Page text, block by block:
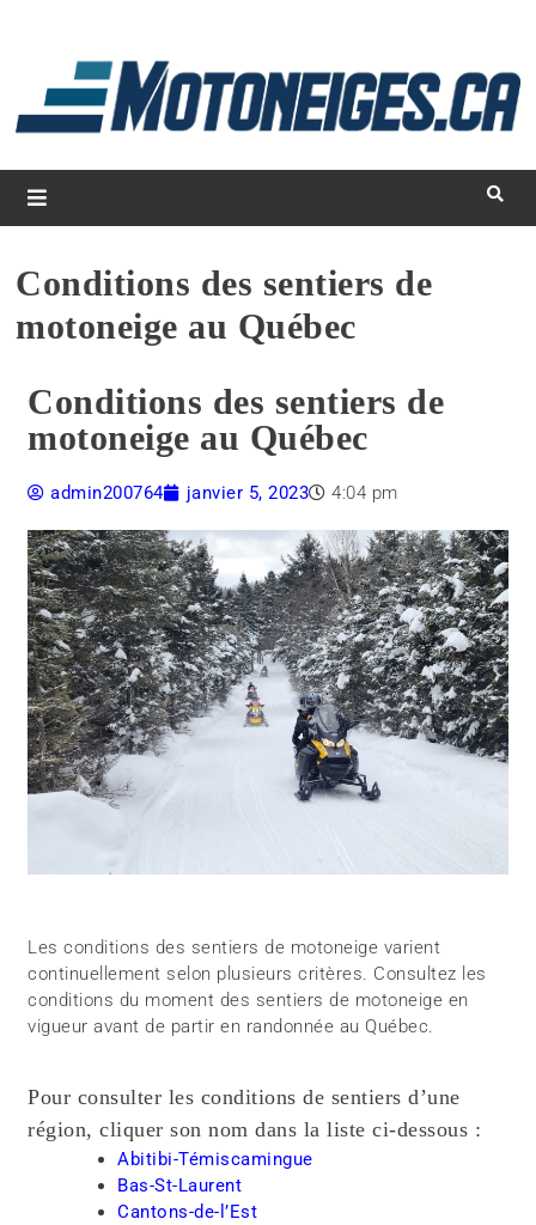
Magazine Motoneiges.ca
Conditions des sentiers de
motoneige au Québec
Conditions des sentiers de
motoneige au Québec
admin200764 janvier 5, 2023 4:04 pm
Les conditions des sentiers de motoneige varient
continuellement selon plusieurs critères. Consultez les
conditions du moment des sentiers de motoneige en
vigueur avant de partir en randonnée au Québec.
Pour consulter les conditions de sentiers d’une
région, cliquer son nom dans la liste ci-dessous :
Abitibi-Témiscamingue
Bas-St-Laurent
Cantons-de-l’Est